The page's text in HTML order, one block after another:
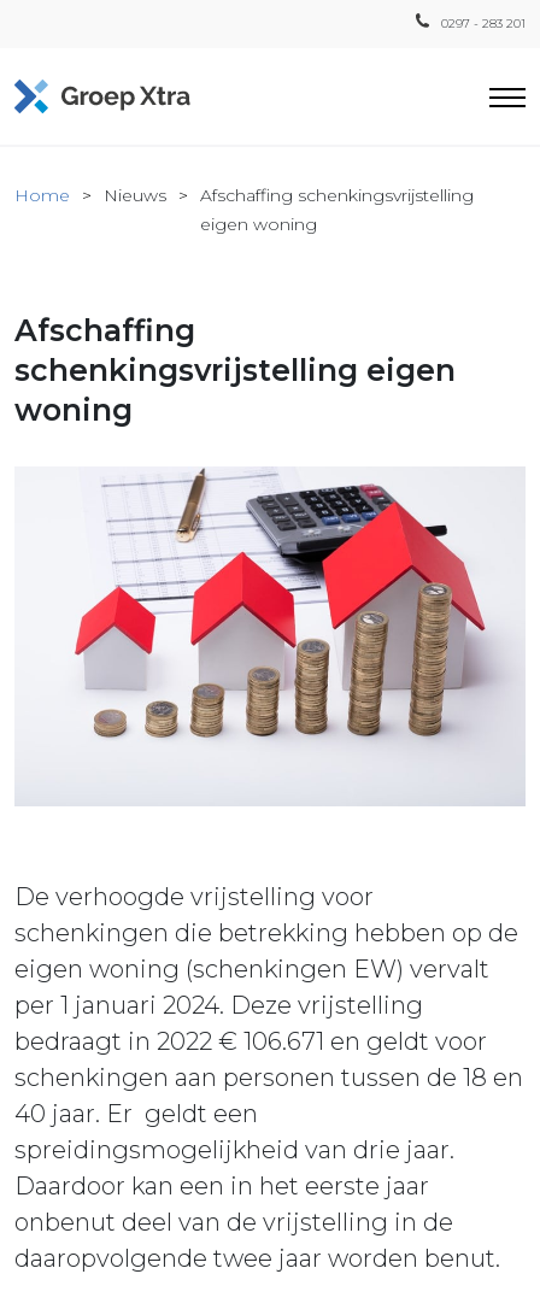
0297 - 283 201
Loon
Xtra
Home Nieuws
Afschaffing schenkingsvrijstelling
eigen woning
Afschaffing
schenkingsvrijstelling eigen
woning
De verhoogde vrijstelling voor
schenkingen die betrekking hebben op de
eigen woning (schenkingen EW) vervalt
per 1 januari 2024. Deze vrijstelling
bedraagt in 2022 € 106.671 en geldt voor
schenkingen aan personen tussen de 18 en
40 jaar. Er geldt een
spreidingsmogelijkheid van drie jaar.
Daardoor kan een in het eerste jaar
onbenut deel van de vrijstelling in de
daaropvolgende twee jaar worden benut.